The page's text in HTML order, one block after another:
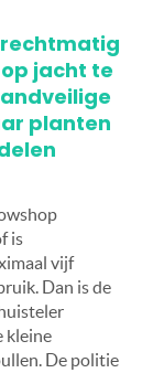
jacht te
planten
is
vijf
Dan is de
kleine
De politie